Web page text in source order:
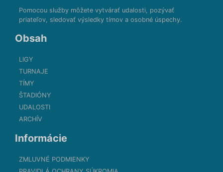
Pomocou služby môžete vytvárať udalosti, pozývať
priateľov, sledovať výsledky tímov a osobné úspechy.
Obsah
LIGY
TURNAJE
TÍMY
ŠTADIÓNY
UDALOSTI
ARCHÍV
Informácie
ZMLUVNÉ PODMIENKY